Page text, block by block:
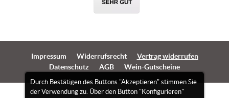
Durch Bestätigen des Buttons "Akzeptieren" stimmen Sie
der Verwendung zu. Über den Button "Konfigurieren"
Impressum Widerrufsrecht
Vertrag widerrufen
Datenschutz
AGB Wein-Gutscheine